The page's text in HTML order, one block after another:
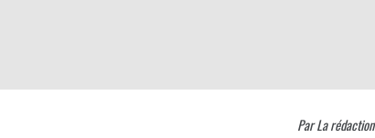
ParLa rédaction